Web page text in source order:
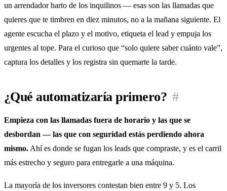
un arrendador harto de los inquilinos — esas son las llamadas que
quieres que te timbren en diez minutos, no a la mañana siguiente. El
agente escucha el plazo y el motivo, etiqueta el lead y empuja los
urgentes al tope. Para el curioso que “solo quiere saber cuánto vale”,
captura los detalles y los registra sin quemarte la tarde.
¿Qué automatizaría primero? #
Empieza con las llamadas fuera de horario y las que se
desbordan — las que con seguridad estás perdiendo ahora
mismo. Ahí es donde se fugan los leads que compraste, y es el carril
más estrecho y seguro para entregarle a una máquina.
La mayoría de los inversores contestan bien entre 9 y 5. Los